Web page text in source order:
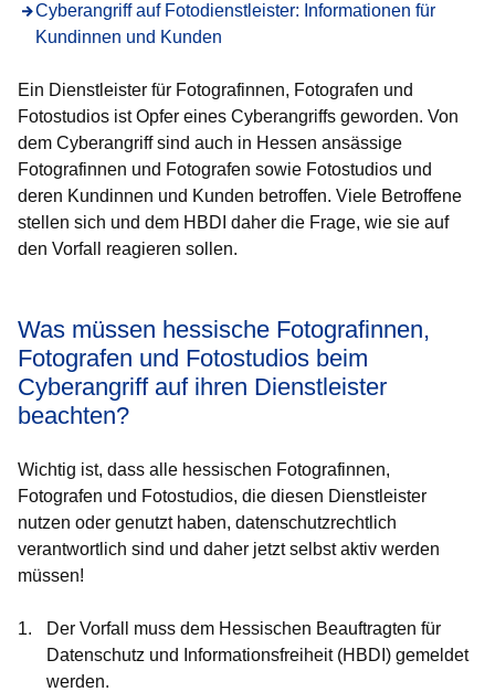
Cyberangriff auf Fotodienstleister: Informationen für
Kundinnen und Kunden
Ein Dienstleister für Fotografinnen, Fotografen und
Fotostudios ist Opfer eines Cyberangriffs geworden. Von
dem Cyberangriff sind auch in Hessen ansässige
Fotografinnen und Fotografen sowie Fotostudios und
deren Kundinnen und Kunden betroffen. Viele Betroffene
stellen sich und dem HBDI daher die Frage, wie sie auf
den Vorfall reagieren sollen.
Was müssen hessische Fotografinnen,
Fotografen und Fotostudios beim
Cyberangriff auf ihren Dienstleister
beachten?
Wichtig ist, dass alle hessischen Fotografinnen,
Fotografen und Fotostudios, die diesen Dienstleister
nutzen oder genutzt haben, datenschutzrechtlich
verantwortlich sind und daher jetztselbstaktiv werden
müssen!
Der Vorfall muss dem Hessischen Beauftragten für
Datenschutz und Informationsfreiheit (HBDI) gemeldet
werden.